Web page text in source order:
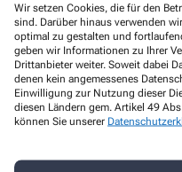
Wir setzen Cookies, die für den
sind. Darüber hinaus verwenden
optimal zu gestalten und
geben wir Informationen zu Ihrer
Drittanbieter weiter. Soweit dabei
denen kein angemessenes
Einwilligung zur Nutzung dieser
diesen Ländern gem. Artikel 49
können Sie unserer
Hello world!
Welcome to WordPress
post. Edit or delete it, then
MEHR LESEN